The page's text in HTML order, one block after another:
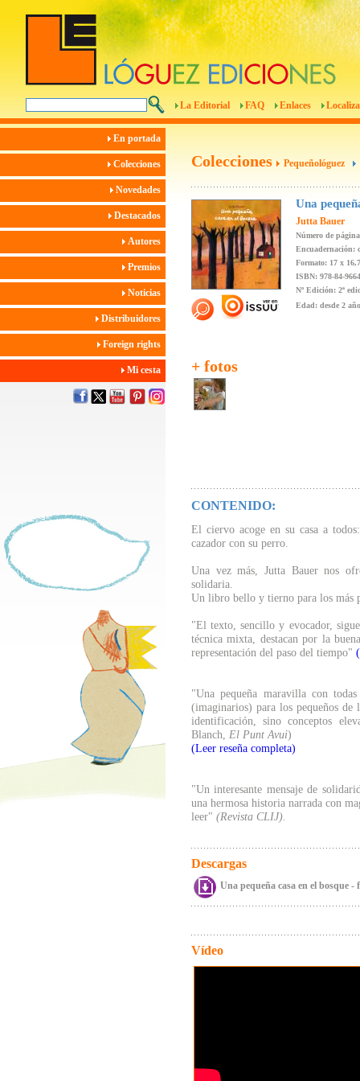
La Editorial FAQ Enlaces
En portada
Colecciones
Novedades
Destacados
Autores
Premios
Noticias
Distribuidores
Foreign rights
Mi cesta
Colecciones Pequeñológuez
+ fotos
Una
Jutta Bauer
Número de
Encuadernación:
Formato: 17 x
ISBN: 978-84-
Nº Edición: 2ª
Edad: desde 2
CONTENIDO:
El ciervo acoge en su casa a
cazador con su perro.
Una vez más, Jutta Bauer nos
solidaria.
Un libro bello y tierno para los más
"El texto, sencillo y evocador,
técnica mixta, destacan por la
representación del paso del tiempo"
"Una pequeña maravilla con
(imaginarios) para los pequeños de
identificación, sino conceptos
Blanch, El Punt Avui)
(Leer reseña completa)
"Un interesante mensaje de
una hermosa historia narrada con
leer" (Revista CLIJ).
Descargas
Una pequeña casa en el bosque -
Vídeo